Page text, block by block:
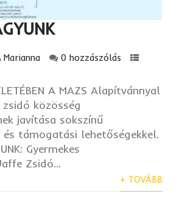
Marianna
0 hozzászólás
A MAZS Alapítvánnyal
közösség
javítása sokszínű
támogatási lehetőségekkel.
Gyermekes
Zsidó...
+ TOVÁBB